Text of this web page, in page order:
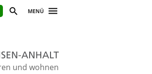
MENÜ
und wohnen